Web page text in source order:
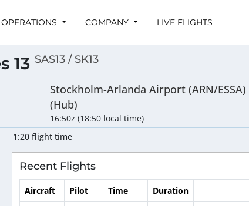
OPERATIONS COMPANY LIVE FLIGHTS
13 SAS13 / SK13
Stockholm-Arlanda Airport (ARN/ESSA)
(Hub)
16:50z (18:50 local time)
1:20 flight time
Recent Flights
Aircraft Pilot Time
Duration